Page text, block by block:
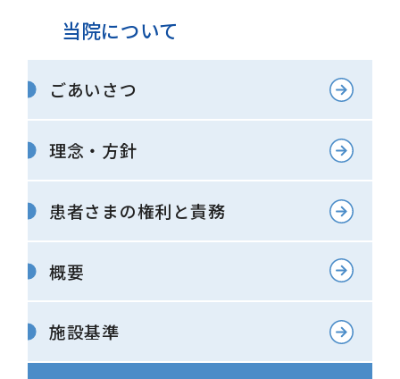
当院について
ごあいさつ
理念・方針
患者さまの権利と責務
概要
施設基準